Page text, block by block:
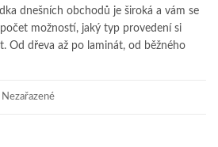
dnešních obchodů je široká a vám se
možností, jaký typ provedení si
Od dřeva až po laminát, od běžného